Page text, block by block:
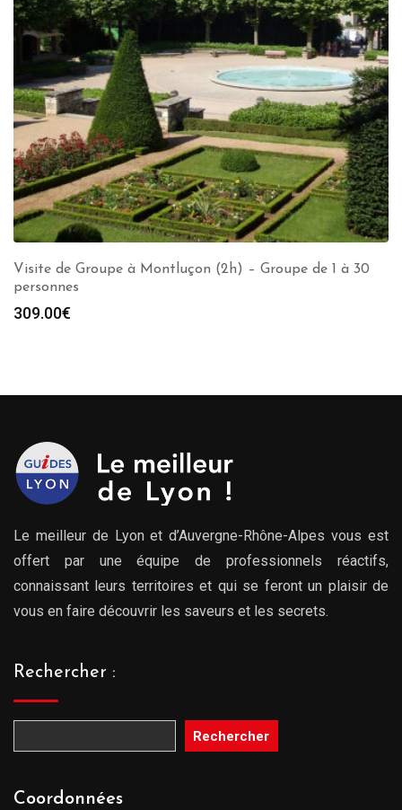
Visite de Groupe à Montluçon (2h) – Groupe de 1 à 30
personnes
309.00€
Le meilleur de Lyon et d’Auvergne-Rhône-Alpes vous est
offert par une équipe de professionnels réactifs,
connaissant leurs territoires et qui se feront un plaisir de
vous en faire découvrir les saveurs et les secrets.
Rechercher :
Rechercher
Coordonnées